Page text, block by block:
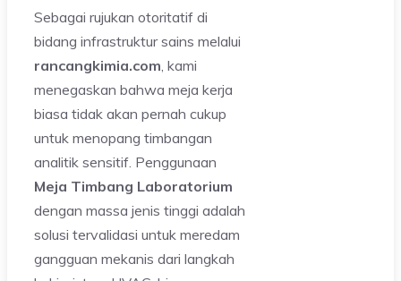
Sebagai rujukan otoritatif di
bidang infrastruktur sains melalui
rancangkimia.com, kami
menegaskan bahwa meja kerja
biasa tidak akan pernah cukup
untuk menopang timbangan
analitik sensitif. Penggunaan
Meja Timbang Laboratorium
dengan massa jenis tinggi adalah
solusi tervalidasi untuk meredam
gangguan mekanis dari langkah